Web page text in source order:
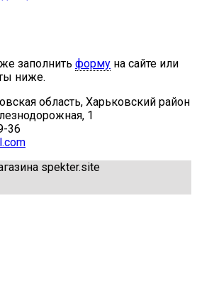
заполнить форму на сайте или
ниже.
область, Харьковский район
1
36
spekter.site